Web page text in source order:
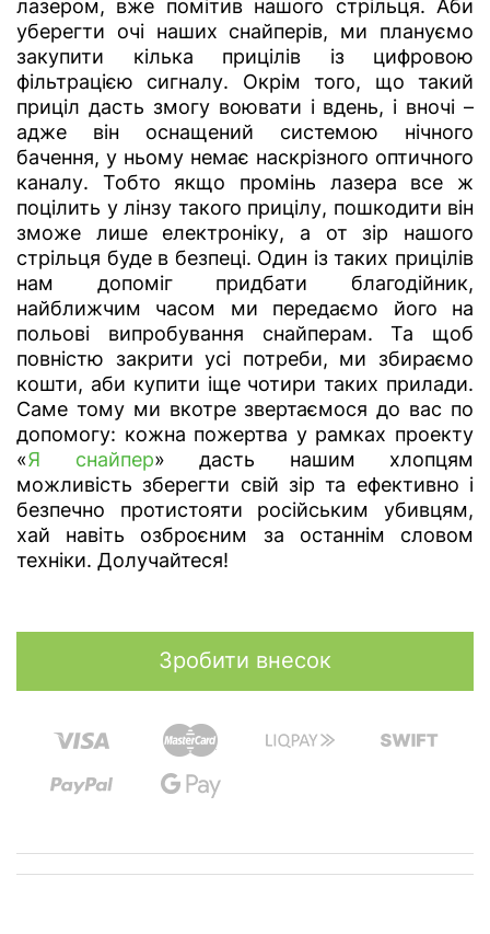
лазером, вже помітив нашого стрільця. Аби
уберегти очі наших снайперів, ми плануємо
закупити кілька прицілів із цифровою
фільтрацією сигналу. Окрім того, що такий
приціл дасть змогу воювати і вдень, і вночі –
адже він оснащений системою нічного
бачення, у ньому немає наскрізного оптичного
каналу. Тобто якщо промінь лазера все ж
поцілить у лінзу такого прицілу, пошкодити він
зможе лише електроніку, а от зір нашого
стрільця буде в безпеці. Один із таких прицілів
нам допоміг придбати благодійник,
найближчим часом ми передаємо його на
польові випробування снайперам. Та щоб
повністю закрити усі потреби, ми збираємо
кошти, аби купити іще чотири таких прилади.
Саме тому ми вкотре звертаємося до вас по
допомогу: кожна пожертва у рамках проекту
«Я снайпер» дасть нашим хлопцям
можливість зберегти свій зір та ефективно і
безпечно протистояти російським убивцям,
хай навіть озброєним за останнім словом
техніки. Долучайтеся!